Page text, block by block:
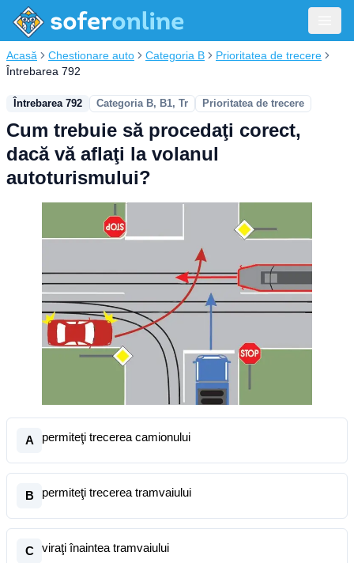
Acasă Chestionare auto Categoria B
Prioritatea de trecere
Întrebarea 792
Întrebarea 792 Categoria B, B1, Tr Prioritatea de trecere
Cum trebuie să procedaţi corect,
dacă vă aflaţi la volanul
autoturismului?
A permiteţi trecerea camionului
B permiteţi trecerea tramvaiului
C viraţi înaintea tramvaiului